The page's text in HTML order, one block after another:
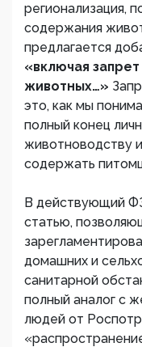
регионализация,
содержания
предлагается
«включая
животных…»
это, как мы
полный конец
животноводству
содержать
В действующий
статью,
домашних и
санитарной
полный аналог с
людей от